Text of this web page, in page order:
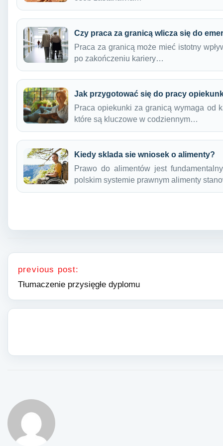
Czy praca za granicą wlicza się do
Praca za granicą może mieć istotny
po zakończeniu kariery…
Jak przygotować się do pracy
Praca opiekunki za granicą wymaga od
które są kluczowe w codziennym…
Kiedy sklada sie wniosek o alimenty?
Prawo do alimentów jest
polskim systemie prawnym alimenty
Nawigacja wpisu
previous post:
Tłumaczenie przysięgłe dyplomu